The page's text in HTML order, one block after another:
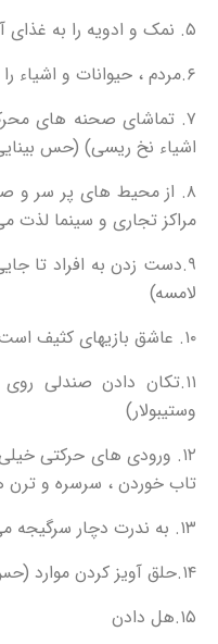
۵. نمک و ادویه را به غذای آنها می افزاید. (حس چشایی)
۶.مردم ، حیوانات و اشیاء را بو می کند. (حس بویایی)
۷. تماشای صحنه های
اشیاء نخ ریسی) (حس
۸. از محیط های پر سر و
مراکز تجاری و سینما
۹.دست زدن به افراد تا
لامسه)
۱۰. عاشق بازیهای کثیف است. (حس لمس)
۱۱.تکان دادن صندلی
وستیبولار)
۱۲. ورودی های حرکتی
تاب خوردن ، سرسره و ترن
۱۳. به ندرت دچار سرگیجه می شود.
۱۴.حلق آویز کردن موارد (حس عمقی)
۱۵.هل دادن